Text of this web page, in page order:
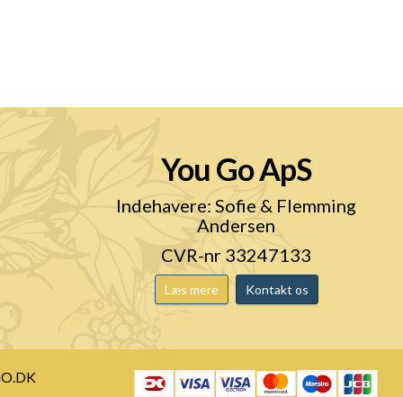
You Go ApS
Indehavere: Sofie & Flemming
Andersen
CVR-nr 33247133
Læs mere Kontakt os